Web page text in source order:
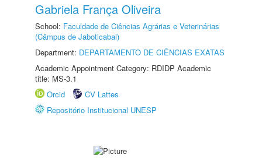
Gabriela França Oliveira
School: Faculdade de Ciências Agrárias e Veterinárias
(Câmpus de Jaboticabal)
Department: DEPARTAMENTO DE CIÊNCIAS EXATAS
Academic Appointment Category: RDIDP Academic
title: MS-3.1
Orcid
CV Lattes
Repositório Institucional UNESP